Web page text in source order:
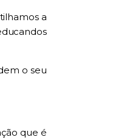
a
o seu
que é